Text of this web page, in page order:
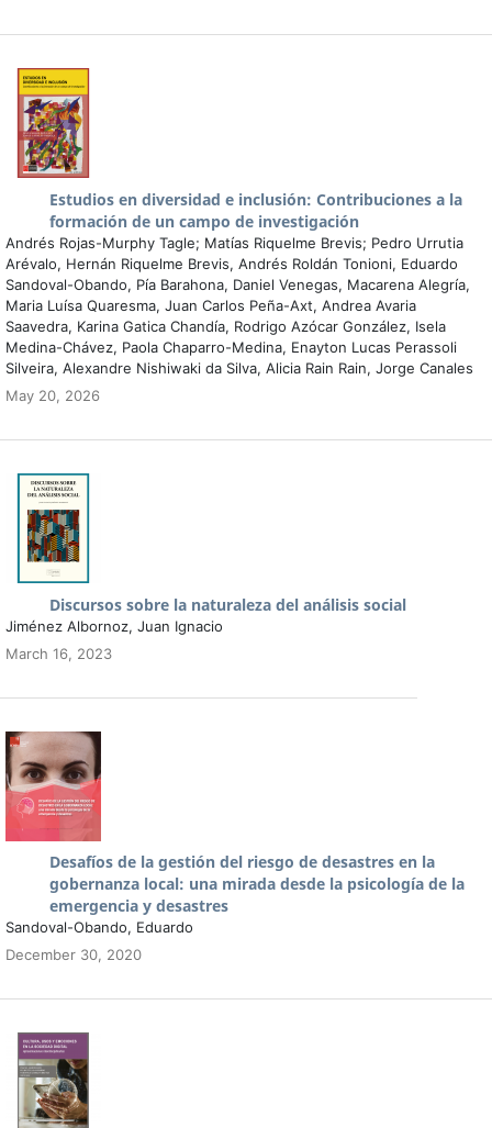
Estudios en diversidad e inclusión: Contribuciones a la
formación de un campo de investigación
Andrés Rojas-Murphy Tagle; Matías Riquelme Brevis; Pedro Urrutia
Arévalo, Hernán Riquelme Brevis, Andrés Roldán Tonioni, Eduardo
Sandoval-Obando, Pía Barahona, Daniel Venegas, Macarena Alegría,
Maria Luísa Quaresma, Juan Carlos Peña-Axt, Andrea Avaria
Saavedra, Karina Gatica Chandía, Rodrigo Azócar González, Isela
Medina-Chávez, Paola Chaparro-Medina, Enayton Lucas Perassoli
Silveira, Alexandre Nishiwaki da Silva, Alicia Rain Rain, Jorge Canales
May 20, 2026
Discursos sobre la naturaleza del análisis social
Jiménez Albornoz, Juan Ignacio
March 16, 2023
Desafíos de la gestión del riesgo de desastres en la
gobernanza local: una mirada desde la psicología de la
emergencia y desastres
Sandoval-Obando, Eduardo
December 30, 2020